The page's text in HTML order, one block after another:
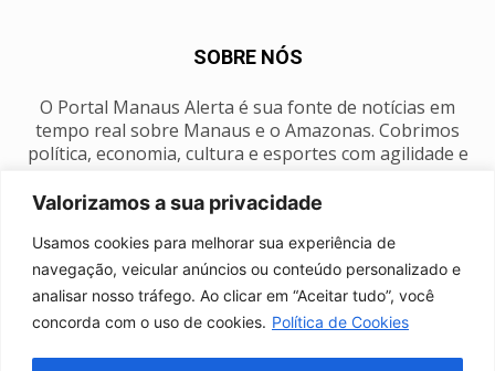
Valorizamos a sua privacidade
Usamos cookies para melhorar sua experiência de
navegação, veicular anúncios ou conteúdo personalizado e
analisar nosso tráfego. Ao clicar em “Aceitar tudo”, você
concorda com o uso de cookies. Política de Cookies
SOBRE NÓS
O Portal Manaus Alerta é sua fonte de notícias em
tempo real sobre Manaus e o Amazonas. Cobrimos
política, economia, cultura e esportes com agilidade e
SIGA-NOS